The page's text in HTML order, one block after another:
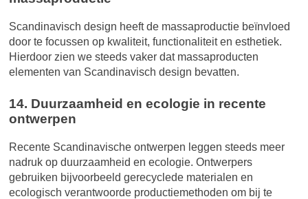
Scandinavisch design heeft de massaproductie beïnvloed
door te focussen op kwaliteit, functionaliteit en esthetiek.
Hierdoor zien we steeds vaker dat massaproducten
elementen van Scandinavisch design bevatten.
14. Duurzaamheid en ecologie in recente
ontwerpen
Recente Scandinavische ontwerpen leggen steeds meer
nadruk op duurzaamheid en ecologie. Ontwerpers
gebruiken bijvoorbeeld gerecyclede materialen en
ecologisch verantwoorde productiemethoden om bij te